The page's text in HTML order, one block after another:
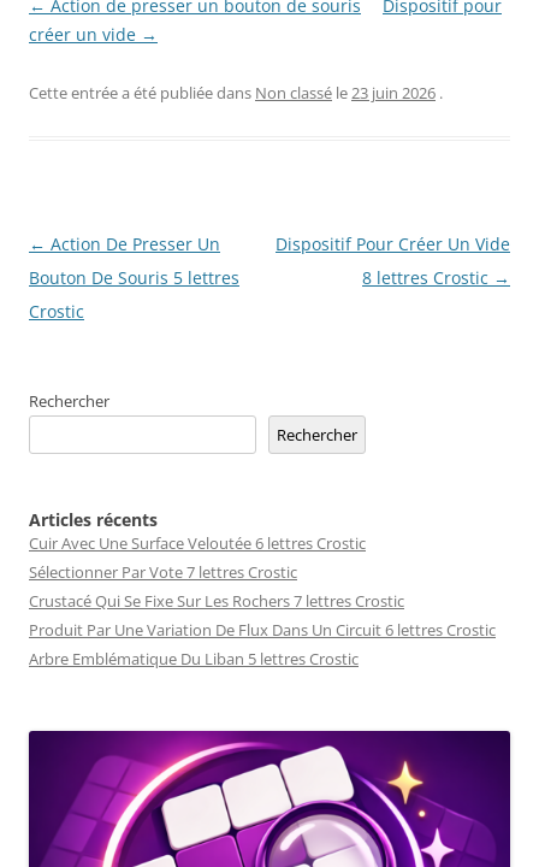
← Action de presser un bouton de souris
Dispositif pour
créer un vide →
Cette entrée a été publiée dans Non classé le23 juin 2026 .
Navigation
des
articles
← Action De Presser Un
Bouton De Souris 5 lettres
Crostic
Dispositif Pour Créer Un Vide
8 lettres Crostic →
Rechercher
Rechercher
Articles récents
Cuir Avec Une Surface Veloutée 6 lettres Crostic
Sélectionner Par Vote 7 lettres Crostic
Crustacé Qui Se Fixe Sur Les Rochers 7 lettres Crostic
Produit Par Une Variation De Flux Dans Un Circuit 6 lettres Crostic
Arbre Emblématique Du Liban 5 lettres Crostic